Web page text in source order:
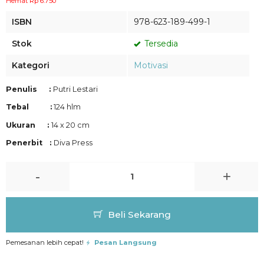
ISBN 978-623-189-499-1
Stok Tersedia
Kategori Motivasi
Penulis : Putri Lestari
Tebal : 124 hlm
Ukuran : 14 x 20 cm
Penerbit : Diva Press
- +
Beli Sekarang
Pemesanan lebih cepat! Pesan Langsung